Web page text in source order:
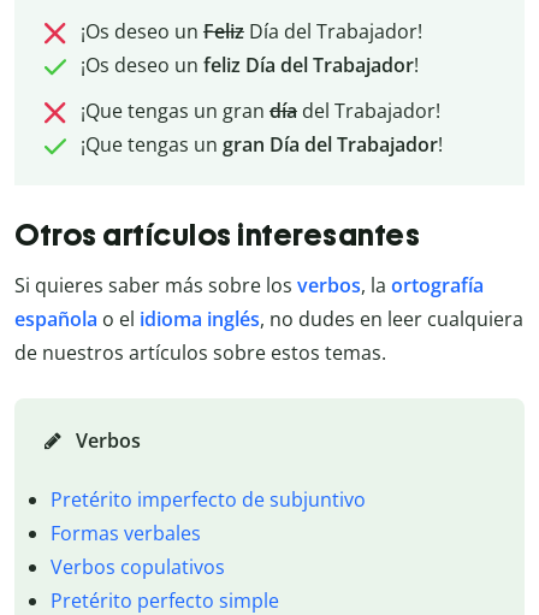
¡Os deseo un FelizDía del Trabajador!
¡Os deseo un feliz Día del Trabajador!
¡Que tengas un gran díadel Trabajador!
¡Que tengas un gran Día del Trabajador!
Otros artículos interesantes
Si quieres saber más sobre los verbos, la ortografía
española o el idioma inglés, no dudes en leer cualquiera
de nuestros artículos sobre estos temas.
Verbos
Pretérito imperfecto de subjuntivo
Formas verbales
Verbos copulativos
Pretérito perfecto simple